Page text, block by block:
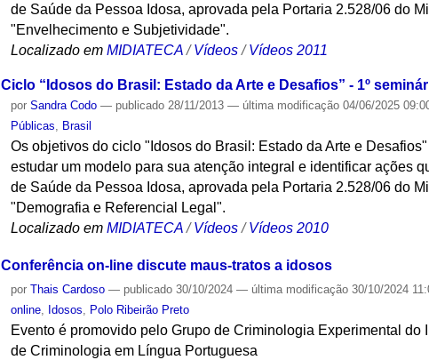
de Saúde da Pessoa Idosa, aprovada pela Portaria 2.528/06 do
"Envelhecimento e Subjetividade".
Localizado em MIDIATECA /Vídeos /Vídeos 2011
Ciclo “Idosos do Brasil: Estado da Arte e Desafios” - 1º
porSandra Codo — publicado 28/11/2013— última modificação 04/06/2025
Públicas
Brasil
Os objetivos do ciclo "Idosos do Brasil: Estado da Arte e
estudar um modelo para sua atenção integral e identificar ações
de Saúde da Pessoa Idosa, aprovada pela Portaria 2.528/06 do
"Demografia e Referencial Legal".
Localizado em MIDIATECA /Vídeos /Vídeos 2010
Conferência on-line discute maus-tratos a idosos
porThais Cardoso — publicado 30/10/2024— última modificação 30/10/2024
online, Idosos, Polo Ribeirão Preto
Evento é promovido pelo Grupo de Criminologia Experimental do
de Criminologia em Língua Portuguesa